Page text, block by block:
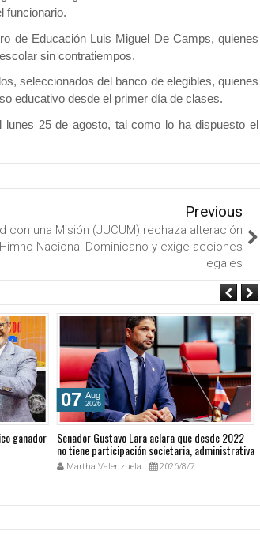
funcionario.
de Educación Luis Miguel De Camps, quienes
sin contratiempos.
seleccionados del banco de elegibles, quienes
educativo desde el primer día de clases.
25 de agosto, tal como lo ha dispuesto el
Previous
con una Misión (JUCUM) rechaza alteración
Nacional Dominicano y exige acciones
legales
ganador
07 Aug
2026
Senador Gustavo Lara aclara que desde 2022
no tiene participación societaria, administrativa
ni comercial en GESPRO
Martha Valenzuela 2026/8/7